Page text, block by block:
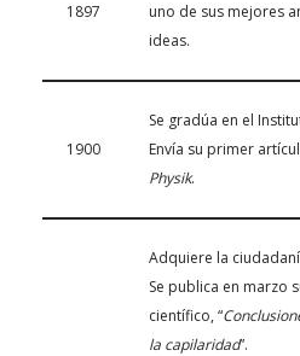
1897
uno de sus mejores
ideas.
1900
Se gradúa en el
Envía su primer
Physik.
Adquiere la
Se publica en marzo
científico, “
la capilaridad”.